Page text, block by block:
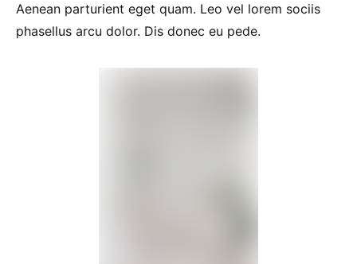
Aenean parturient eget quam. Leo vel lorem sociis
phasellus arcu dolor. Dis donec eu pede.